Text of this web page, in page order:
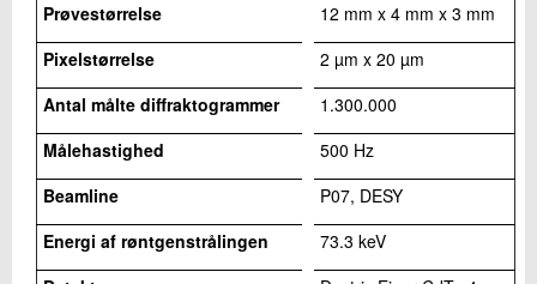
Prøvestørrelse
12 mm x 4 mm x 3 mm
Pixelstørrelse
2 µm x 20 µm
Antal målte diffraktogrammer​
1.300.000
Målehastighed
500 Hz
Beamline
P07, DESY
Energi af røntgenstrålingen
73.3 keV